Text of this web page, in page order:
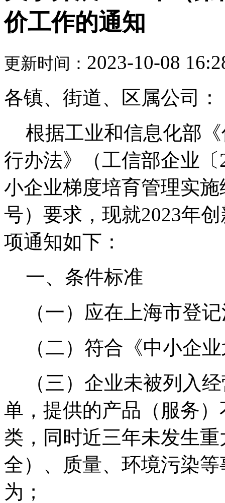
价工作的通知
更新时间： 2023-10-08
各镇、街道、区属公司：
根据工业和信息化部
行办法》（工信部企业
小企业梯度培育管理实
号）要求，现就2023年
项通知如下：
一、条件标准
（一）应在上海市登
（二）符合《中小企
（三）企业未被列入
单，提供的产品（服务
类，同时近三年未发生
全）、质量、环境污染
为；